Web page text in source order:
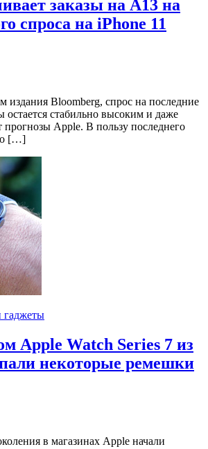
заказы на A13 на
спроса на iPhone 11
издания Bloomberg, спрос на последние
стабильно высоким и даже
прогнозы Apple. В пользу последнего
[…]
Apple Watch Series 7 из
некоторые ремешки
в магазинах Apple начали